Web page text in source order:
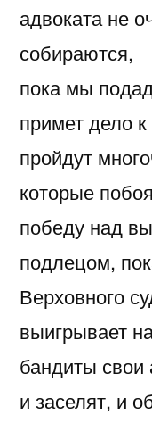
адвоката не
собираются,
пока мы
примет дело
пройдут
которые
победу над
подлецом,
Верховного
выигрывает
бандиты свои
и заселят, и